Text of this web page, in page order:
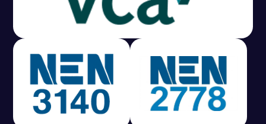
M
Gratis offerte in 24 uur
Geen lekkage? Geen betaling.
Vast tarief van € 395,- exc btw.
Rapport binnen 3 werkdagen.
100% RIsicovrij.
Vaak vergoed door verzekeraar.